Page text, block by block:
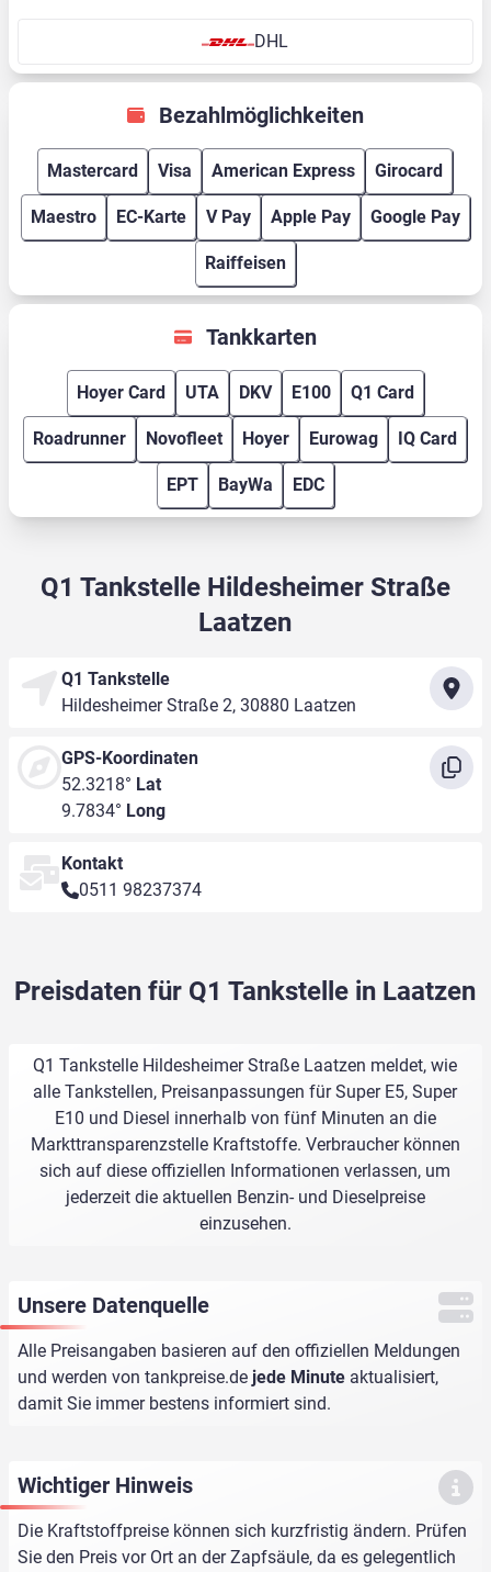
DHL
Bezahlmöglichkeiten
Mastercard Visa American Express Girocard
Maestro EC-Karte V Pay Apple Pay Google Pay
Raiffeisen
Tankkarten
Hoyer Card UTA DKV E100 Q1 Card
Roadrunner Novofleet Hoyer Eurowag IQ Card
EPT BayWa EDC
Q1 Tankstelle Hildesheimer Straße
Laatzen
Q1 Tankstelle
Hildesheimer Straße 2, 30880 Laatzen
GPS-Koordinaten
52.3218° Lat
9.7834° Long
Kontakt
0511 98237374
Preisdaten für Q1 Tankstelle in Laatzen
Q1 Tankstelle Hildesheimer Straße Laatzen meldet, wie
alle Tankstellen, Preisanpassungen für Super E5, Super
E10 und Diesel innerhalb von fünf Minuten an die
Markttransparenzstelle Kraftstoffe. Verbraucher können
sich auf diese offiziellen Informationen verlassen, um
jederzeit die aktuellen Benzin- und Dieselpreise
einzusehen.
Unsere Datenquelle
Alle Preisangaben basieren auf den offiziellen Meldungen
und werden von tankpreise.de jede Minute aktualisiert,
damit Sie immer bestens informiert sind.
Wichtiger Hinweis
Die Kraftstoffpreise können sich kurzfristig ändern. Prüfen
Sie den Preis vor Ort an der Zapfsäule, da es gelegentlich